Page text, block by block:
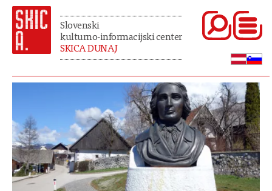
Slovenski
kulturno-informacijski center
SKICA DUNAJ